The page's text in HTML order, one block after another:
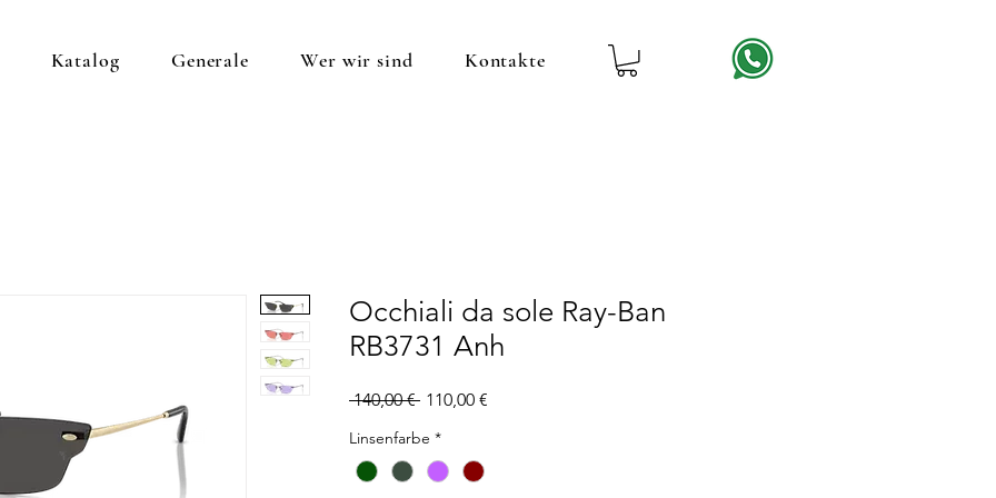
Katalog Generale Wer wir sind Kontakte
Occhiali da sole Ray-Ban
RB3731 Anh
140,00 € Standardpreis
110,00 €
Linsenfarbe *